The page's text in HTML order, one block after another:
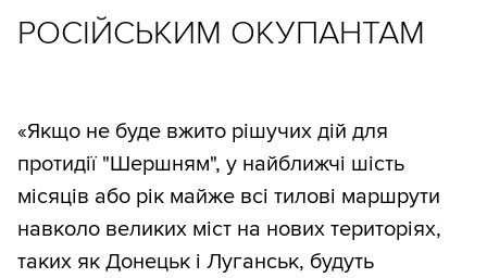
РОСІЙСЬКИМ ОКУПАНТАМ
«Якщо не буде вжито рішучих дій для
протидії "Шершням", у найближчі шість
місяців або рік майже всі тилові маршрути
навколо великих міст на нових територіях,
таких як Донецьк і Луганськ, будуть